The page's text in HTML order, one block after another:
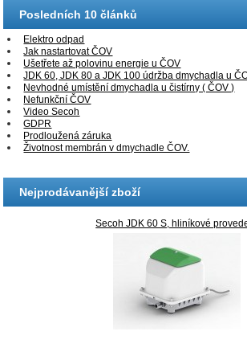
Posledních 10 článků
Elektro odpad
Jak nastartovat ČOV
Ušetřete až polovinu energie u ČOV
JDK 60, JDK 80 a JDK 100 údržba dmychadla u
Nevhodné umístění dmychadla u čistírny ( ČOV )
Nefunkční ČOV
Video Secoh
GDPR
Prodloužená záruka
Životnost membrán v dmychadle ČOV.
Nejprodávanější zboží
Secoh JDK 60 S, hliníkové